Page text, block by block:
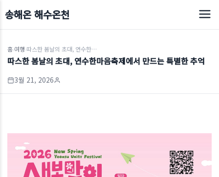
송해온 해수온천
홈›여행› 따스한 봄날의 초대, 연수한마음축제에서 만드는 특별한 추억
따스한 봄날의 초대, 연수한마음축제에서 만드는 특별한 추억
3월 21, 2026